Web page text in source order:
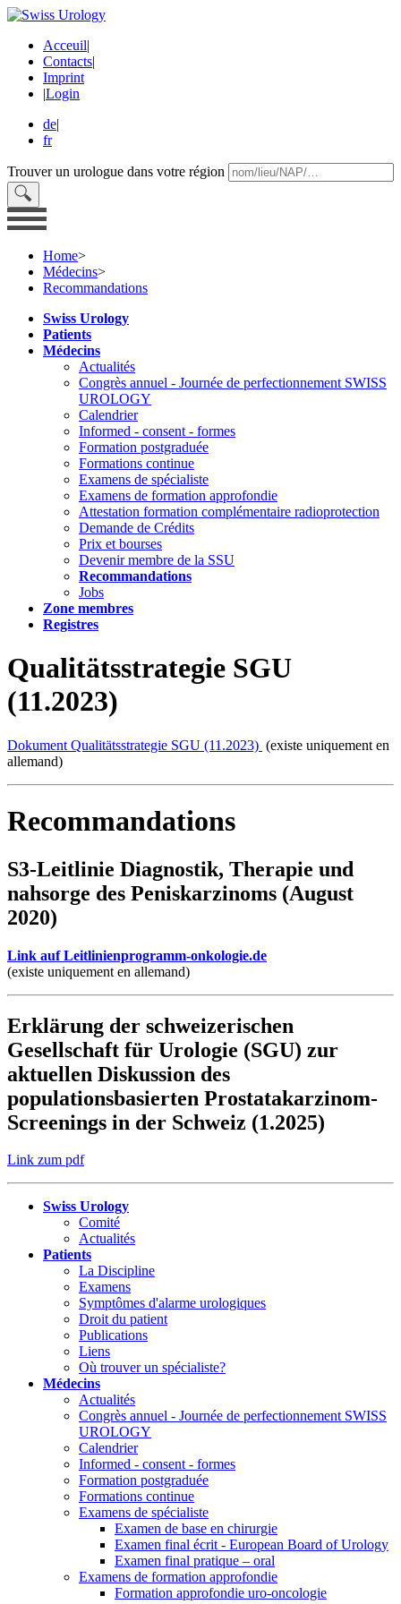
Acceuil|
Contacts|
Imprint
|Login
de|
fr
Trouver un urologue dans votre région
Home>
Médecins>
Recommandations
Swiss Urology
Patients
Médecins
Actualités
Congrès annuel - Journée de perfectionnement SWISS
UROLOGY
Calendrier
Informed - consent - formes
Formation postgraduée
Formations continue
Examens de spécialiste
Examens de formation approfondie
Attestation formation complémentaire radioprotection
Demande de Crédits
Prix et bourses
Devenir membre de la SSU
Recommandations
Jobs
Zone membres
Registres
Qualitätsstrategie SGU
(11.2023)
Dokument Qualitätsstrategie SGU (11.2023) (existe uniquement en
allemand)
Recommandations
S3-Leitlinie Diagnostik, Therapie und
nahsorge des Peniskarzinoms (August
2020)
Link auf Leitlinienprogramm-onkologie.de
(existe uniquement en allemand)
Erklärung der schweizerischen
Gesellschaft für Urologie (SGU) zur
aktuellen Diskussion des
populationsbasierten Prostatakarzinom-
Screenings in der Schweiz (1.2025)
Link zum pdf
Swiss Urology
Comité
Actualités
Patients
La Discipline
Examens
Symptômes d'alarme urologiques
Droit du patient
Publications
Liens
Où trouver un spécialiste?
Médecins
Actualités
Congrès annuel - Journée de perfectionnement SWISS
UROLOGY
Calendrier
Informed - consent - formes
Formation postgraduée
Formations continue
Examens de spécialiste
Examen de base en chirurgie
Examen final écrit - European Board of Urology
Examen final pratique – oral
Examens de formation approfondie
Formation approfondie uro-oncologie